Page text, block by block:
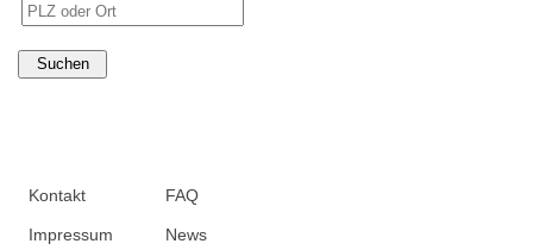
Kontakt
Impressum
FAQ
News